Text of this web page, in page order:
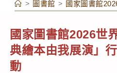
> 圖書館 > 國家圖書館
國家圖書館2026世
典繪本由我展演」
動